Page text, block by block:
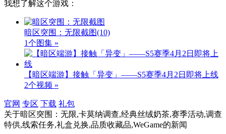
我想了解这个游戏：
暗区突围：无限截图(10)
1个图集 »
【暗区端游】接触「异变」——S5赛季4月2日即将上线
2个视频 »
官网 专区 下载 礼包
关于暗区突围：无限,卡莫纳调查,经典丝绒奶茶,赛季活动,调查
特供,线索任务,礼盒兑换,品质收藏品,WeGame的新闻